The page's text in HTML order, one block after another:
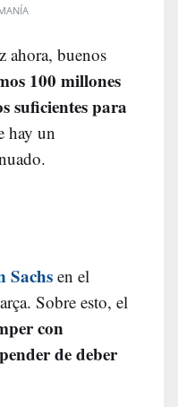
ahora, buenos
100 millones
suficientes para
hay un
Sachsen el
Sobre esto, el
con
de deber